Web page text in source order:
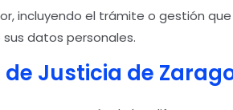
incluyendo el trámite o gestión
datos personales.
Justicia de